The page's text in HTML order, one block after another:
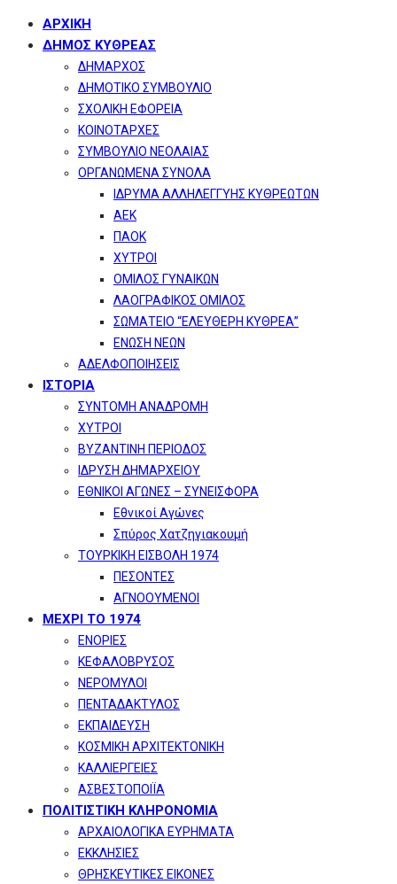
ΑΡΧΙΚΗ
ΔΗΜΟΣ ΚΥΘΡΕΑΣ
ΔΗΜΑΡΧΟΣ
ΔΗΜΟΤΙΚΟ ΣΥΜΒΟΥΛΙΟ
ΣΧΟΛΙΚΗ ΕΦΟΡΕΙΑ
ΚΟΙΝΟΤΑΡΧΕΣ
ΣΥΜΒΟΥΛΙΟ ΝΕΟΛΑΙΑΣ
ΟΡΓΑΝΩΜΕΝΑ ΣΥΝΟΛΑ
ΙΔΡΥΜΑ ΑΛΛΗΛΕΓΓΥΗΣ ΚΥΘΡΕΩΤΩΝ
ΑΕΚ
ΠΑΟΚ
ΧΥΤΡΟΙ
ΟΜΙΛΟΣ ΓΥΝΑΙΚΩΝ
ΛΑΟΓΡΑΦΙΚΟΣ ΟΜΙΛΟΣ
ΣΩΜΑΤΕΙΟ “ΕΛΕΥΘΕΡΗ ΚΥΘΡΕΑ”
ΕΝΩΣΗ ΝΕΩΝ
ΑΔΕΛΦΟΠΟΙΗΣΕΙΣ
ΙΣΤΟΡΙΑ
ΣΥΝΤΟΜΗ ΑΝΑΔΡΟΜΗ
ΧΥΤΡΟΙ
ΒΥΖΑΝΤΙΝΗ ΠΕΡΙΟΔΟΣ
ΙΔΡΥΣΗ ΔΗΜΑΡΧΕΙΟΥ
ΕΘΝΙΚΟΙ ΑΓΩΝΕΣ – ΣΥΝΕΙΣΦΟΡΑ
Εθνικοί Αγώνες
Σπύρος Χατζηγιακουμή
ΤΟΥΡΚΙΚΗ ΕΙΣΒΟΛΗ 1974
ΠΕΣΟΝΤΕΣ
ΑΓΝΟΟΥΜΕΝΟΙ
ΜΕΧΡΙ ΤΟ 1974
ΕΝΟΡΙΕΣ
ΚΕΦΑΛΟΒΡΥΣΟΣ
ΝΕΡΟΜΥΛΟΙ
ΠΕΝΤΑΔΑΚΤΥΛΟΣ
ΕΚΠΑΙΔΕΥΣΗ
ΚΟΣΜΙΚΗ ΑΡΧΙΤΕΚΤΟΝΙΚΗ
ΚΑΛΛΙΕΡΓΕΙΕΣ
ΑΣΒΕΣΤΟΠΟΙΪΑ
ΠΟΛΙΤΙΣΤΙΚΗ ΚΛΗΡΟΝΟΜΙΑ
ΑΡΧΑΙΟΛΟΓΙΚΑ ΕΥΡΗΜΑΤΑ
ΕΚΚΛΗΣΙΕΣ
ΘΡΗΣΚΕΥΤΙΚΕΣ ΕΙΚΟΝΕΣ